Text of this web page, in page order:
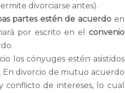
divorciarse antes).
partes estén de acuerdoen
por escrito en el convenio
los cónyuges estén asistidos
divorcio de mutuo acuerdo
conflicto de intereses, lo cual